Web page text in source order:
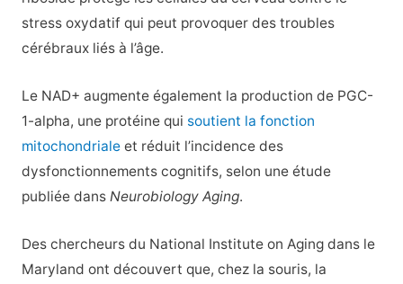
stress oxydatif qui peut provoquer des troubles
cérébraux liés à l’âge.
Le NAD+ augmente également la production de PGC-
1-alpha, une protéine qui soutient la fonction
mitochondrialeet réduit l’incidence des
dysfonctionnements cognitifs, selon une étude
publiée dans Neurobiology Aging.
Des chercheurs du National Institute on Aging dans le
Maryland ont découvert que, chez la souris, la